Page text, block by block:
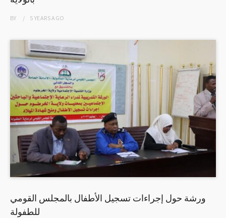
BY 5 YEARSAGO
ورشة حول إجراءات تسجيل الأطفال بالمجلس القومي
للطفولة